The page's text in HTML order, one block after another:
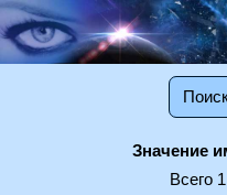
Значение
Всего